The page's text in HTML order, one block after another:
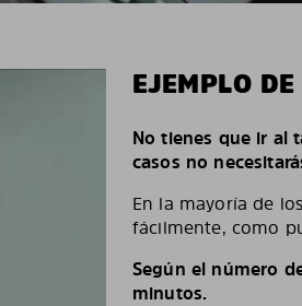
EJEMPLO
No tienes que ir al
casos no
En la mayoría de
fácilmente, como
Según el número
minutos.